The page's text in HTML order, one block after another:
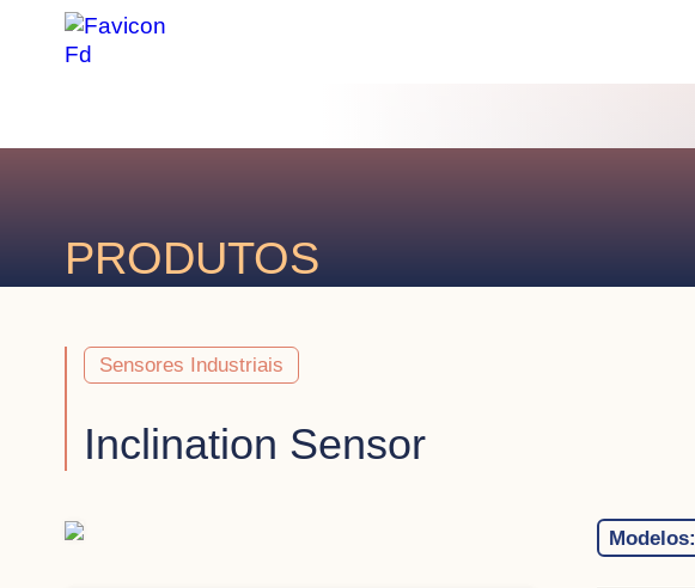
PRODUTOS
Sensores Industriais
Inclination Sensor
Modelos: